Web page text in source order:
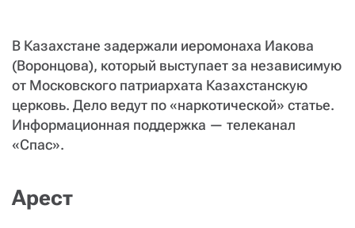
В Казахстане задержали иеромонаха Иакова
(Воронцова), который выступает за независимую
от Московского патриархата Казахстанскую
церковь. Дело ведут по «наркотической» статье.
Информационная поддержка — телеканал
«Спас».
Арест